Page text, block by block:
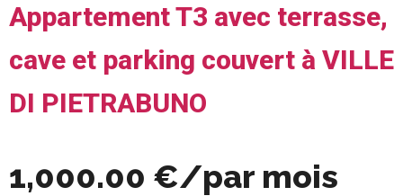
Appartement T3 avec terrasse,
cave et parking couvert à VILLE
DI PIETRABUNO
1,000.00 €/par mois